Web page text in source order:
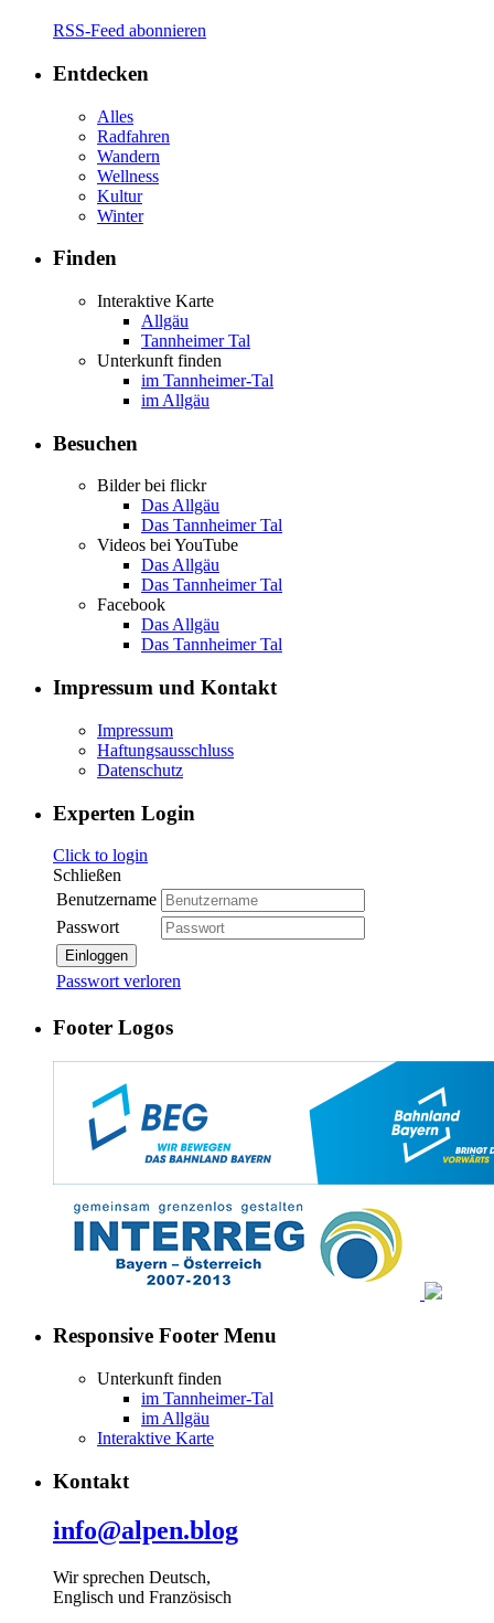
RSS-Feed abonnieren
Entdecken
Alles
Radfahren
Wandern
Wellness
Kultur
Winter
Finden
Interaktive Karte
Allgäu
Tannheimer Tal
Unterkunft finden
im Tannheimer-Tal
im Allgäu
Besuchen
Bilder bei flickr
Das Allgäu
Das Tannheimer Tal
Videos bei YouTube
Das Allgäu
Das Tannheimer Tal
Facebook
Das Allgäu
Das Tannheimer Tal
Impressum und Kontakt
Impressum
Haftungsausschluss
Datenschutz
Experten Login
Click to login
Schließen
Benutzername
Passwort
Einloggen
Passwort verloren
Footer Logos
Responsive Footer Menu
Unterkunft finden
im Tannheimer-Tal
im Allgäu
Interaktive Karte
Kontakt
info@alpen.blog
Wir sprechen Deutsch,
Englisch und Französisch